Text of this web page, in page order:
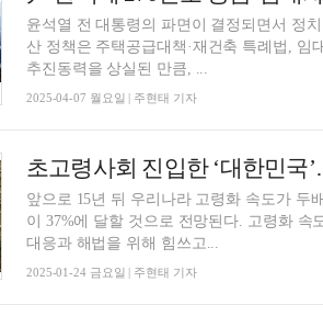
윤석열 전 대통령의 파면이 결정되면서 정
산 정책은 주택공급대책·재건축 특례법, 임
추진동력을 상실된 만큼, ...
2025-04-07 월요일 | 주현태 기자
초고령사회 진입한 ‘대한민국
앞으로 15년 뒤 우리나라 고령화 속도가 두
이 37%에 달할 것으로 전망된다. 고령화
대응과 해법을 위해 힘쓰고...
2025-01-24 금요일 | 주현태 기자